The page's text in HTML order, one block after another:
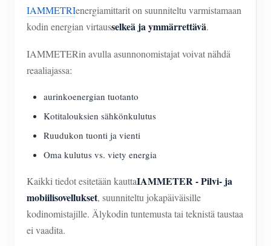
IAMMETRIenergiamittarit on suunniteltu varmistamaan
kodin energian virtausselkeä ja ymmärrettävä.
IAMMETERin avulla asunnonomistajat voivat nähdä
reaaliajassa:
aurinkoenergian tuotanto
Kotitalouksien sähkönkulutus
Ruudukon tuonti ja vienti
Oma kulutus vs. viety energia
Kaikki tiedot esitetään kauttaIAMMETER - Pilvi- ja
mobiilisovellukset, suunniteltu jokapäiväisille
kodinomistajille. Älykodin tuntemusta tai teknistä taustaa
ei vaadita.